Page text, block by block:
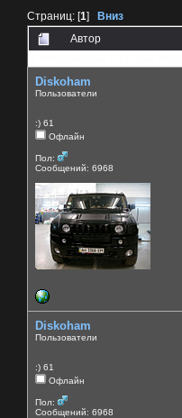
Страниц: [1] Вниз
Автор
Diskoham
Пользователи
:) 61
Офлайн
Пол:
Сообщений: 6968
Diskoham
Пользователи
:) 61
Офлайн
Пол:
Сообщений: 6968